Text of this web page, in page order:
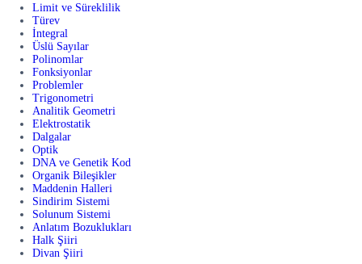
Limit ve Süreklilik
Türev
İntegral
Üslü Sayılar
Polinomlar
Fonksiyonlar
Problemler
Trigonometri
Analitik Geometri
Elektrostatik
Dalgalar
Optik
DNA ve Genetik Kod
Organik Bileşikler
Maddenin Halleri
Sindirim Sistemi
Solunum Sistemi
Anlatım Bozuklukları
Halk Şiiri
Divan Şiiri